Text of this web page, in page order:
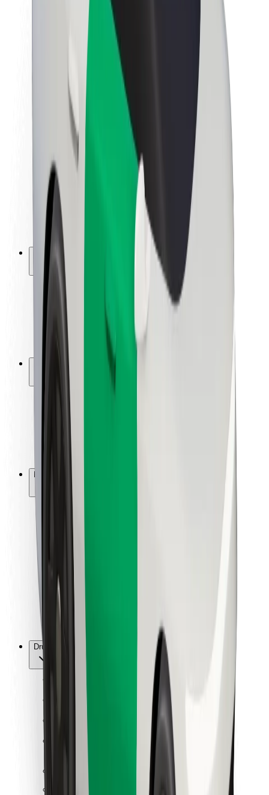
Trajnost pri Boltu
Projekt Zero
Novinarsko središče
Smernice blagovne znamke
Poslanstvo
Odnosi z vlagatelji
Vodstvo
Blagovna znamka
Mediji
Urban Fund
Varnost
Varnost potnikov
Varnost voznikov
Varnost skirojev
Varnostni kotiček
Lokacije
Rešitve za mesto
Letališča
Bolt polnilne postaje
Pomoč
Za potnike
Za voznike
Za dostavljavce
Bolt Food
Za lastnike voznih parkov
Za restavracije
Bolt za podjetja
Drugo
Pogoji poslovanja
Prenesi aplikacijo Bolt